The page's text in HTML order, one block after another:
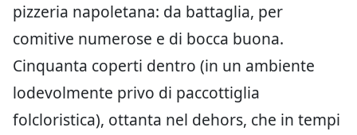
pizzeria napoletana: da battaglia, per
comitive numerose e di bocca buona.
Cinquanta coperti dentro (in un ambiente
lodevolmente privo di paccottiglia
folcloristica), ottanta nel dehors, che in tempi